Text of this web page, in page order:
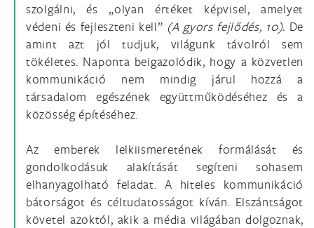
szolgálni, és „olyan értéket képvisel, amelyet
védeni és fejleszteni kell” (A gyors fejlődés, 10). De
amint azt jól tudjuk, világunk távolról sem
tökéletes. Naponta beigazolódik, hogy a közvetlen
kommunikáció nem mindig járul hozzá a
társadalom egészének együttműködéséhez és a
közösség építéséhez.
Az emberek lelkiismeretének formálását és
gondolkodásuk alakítását segíteni sohasem
elhanyagolható feladat. A hiteles kommunikáció
bátorságot és céltudatosságot kíván. Elszántságot
követel azoktól, akik a média világában dolgoznak,